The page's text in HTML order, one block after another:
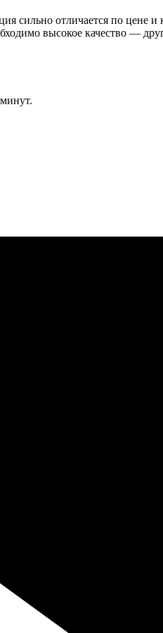
сильно отличается по цене
высокое качество —